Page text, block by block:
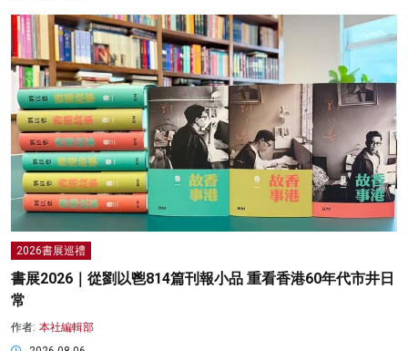
2026書展巡禮
書展2026｜從劉以鬯814篇刊報小品 重看香港60年代市井日
常
作者: 本社編輯部